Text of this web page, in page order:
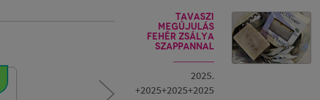
Tavaszi
megújulás
fehér zsálya
szappannal
2025.
+2025+2025+2025